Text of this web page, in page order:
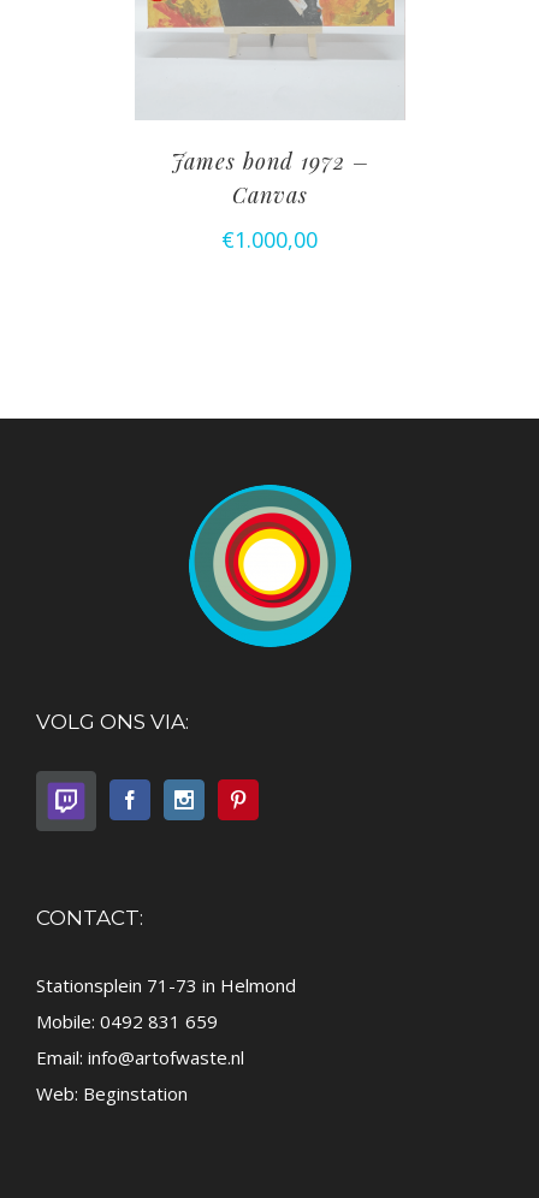
James bond 1972 –
Canvas
€1.000,00
VOLG ONS VIA:
CONTACT:
Stationsplein 71-73 in Helmond
Mobile: 0492 831 659
Email: info@artofwaste.nl
Web: Beginstation